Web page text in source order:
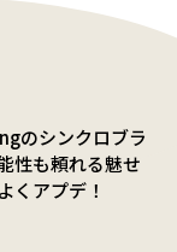
のシンクロブラ
性も頼れる魅せ
くアプデ！